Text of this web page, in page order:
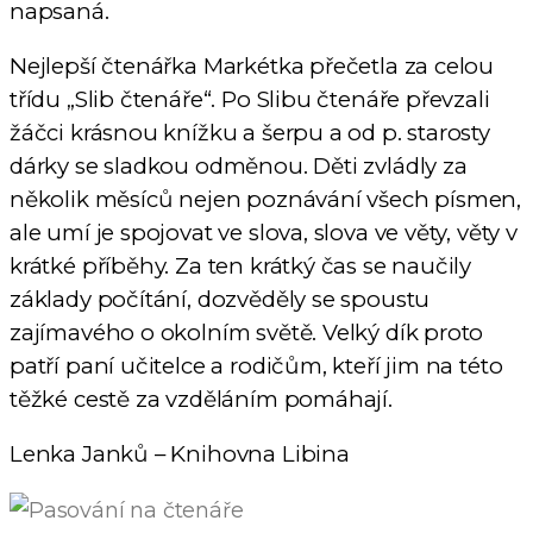
napsaná.
Nejlepší čtenářka Markétka přečetla za celou
třídu „Slib čtenáře“. Po Slibu čtenáře převzali
žáčci krásnou knížku a šerpu a od p. starosty
dárky se sladkou odměnou. Děti zvládly za
několik měsíců nejen poznávání všech písmen,
ale umí je spojovat ve slova, slova ve věty, věty v
krátké příběhy. Za ten krátký čas se naučily
základy počítání, dozvěděly se spoustu
zajímavého o okolním světě. Velký dík proto
patří paní učitelce a rodičům, kteří jim na této
těžké cestě za vzděláním pomáhají.
Lenka Janků – Knihovna Libina